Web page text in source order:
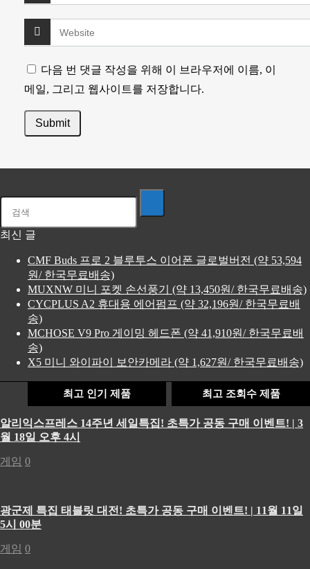
다음 번 댓글 작성을 위해 이 브라우저에 이름, 이
메일, 그리고 웹사이트를 저장합니다.
최신 글
CMF Buds 프로 2 블루투스 이어폰 글로벌버전 (약 53,594
원/ 한국무료배송)
MUXNW 미니 포켓 손선풍기 (약 13,450원/ 한국무료배송)
CYCPLUS A2 휴대용 에어펌프 (약 32,196원/ 한국무료배
송)
MCHOSE V9 Pro 게이밍 헤드폰 (약 41,910원/ 한국무료배
송)
X5 미니 와이파이 보안카메라 (약 1,627원/ 한국무료배송)
최고 인기 제품 최고 조회수 제품
알리익스프레스 14주년 세일특집! 초특가 공동 구매 이벤트! | 3
월 18일 오후 4시
게임 0
광군제 특집 태블릿 대전! 초특가 공동 구매 이벤트! | 11월 11일
5시 00분
게임 0